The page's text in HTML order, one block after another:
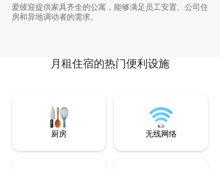
爱彼迎提供家具齐全的公寓，能够满足员工安置、公司住
房和异地调动者的需求。
月租住宿的热门便利设施
厨房 无线网络